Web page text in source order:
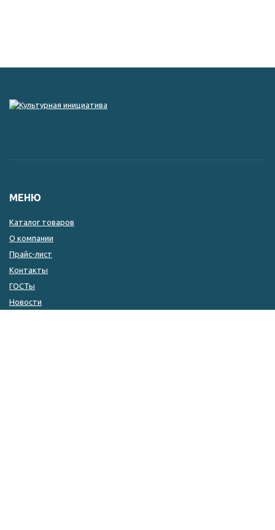
МЕНЮ
Каталог товаров
О компании
Прайс-лист
Контакты
ГОСТы
Новости